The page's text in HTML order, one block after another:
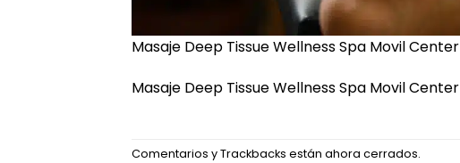
Masaje Deep Tissue Wellness Spa Movil Center
Masaje Deep Tissue Wellness Spa Movil Center
Comentarios y Trackbacks están ahora cerrados.